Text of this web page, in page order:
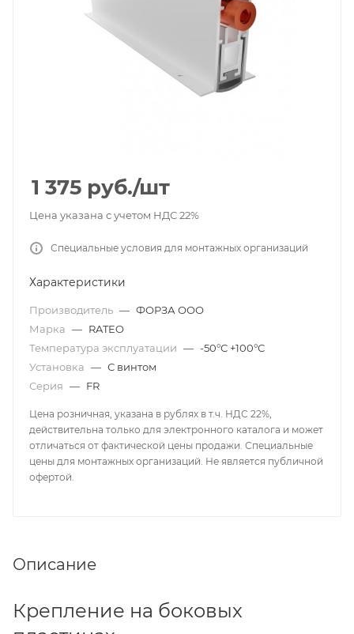
1 375 руб./шт
Цена указана с учетом НДС 22%
Специальные условия для монтажных организаций
Характеристики
Производитель — ФОРЗА ООО
Марка — RATEO
Температура эксплуатации — -50°С +100°С
Установка — С винтом
Серия — FR
Цена розничная, указана в рублях в т.ч. НДС 22%,
действительна только для электронного каталога и может
отличаться от фактической цены продажи. Специальные
цены для монтажных организаций. Не является публичной
офертой.
Описание
Крепление на боковых